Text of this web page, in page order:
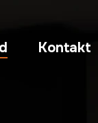
Kontakt